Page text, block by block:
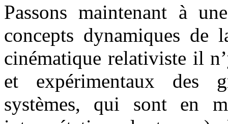
Passons maintenant à
concepts dynamiques
cinématique relativiste il
et expérimentaux des
systèmes, qui sont en